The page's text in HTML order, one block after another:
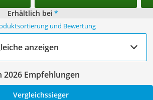
Erhältlich bei *
und Bewertung
anzeigen
2026 Empfehlungen
Vergleichssieger